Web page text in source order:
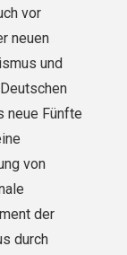
vor
neuen
und
neue Fünfte
von
der
durch